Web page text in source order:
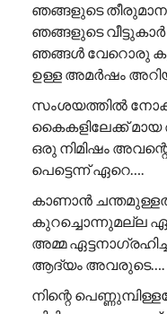
ഞങ്ങളുടെ
ഞങ്ങളുടെ
ഞങ്ങൾ വേറൊരു
ഉള്ള അമർഷം
സംശയത്തിൽ
കൈകളിലേക്ക്
ഒരു നിമിഷം
പെട്ടെന്ന് ഏറെ….
കാണാൻ
കുറച്ചൊന്നുമല്ല
അമ്മ
ആദ്യം അവരുടെ….
നിന്റെ